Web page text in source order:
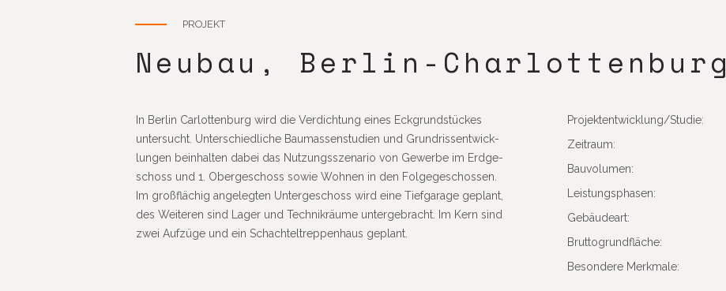
PROJEKT
Neubau, Berlin-Char­lot­ten­burg
In Berlin Carlot­ten­burg wird die Verdich­tung eines Eckgrund­stü­ckes
unter­sucht. Unter­schied­liche Baumas­sen­stu­dien und Grund­riss­ent­wick­
lungen beinhalten dabei das Nutzungs­sze­nario von Gewerbe im Erdge­
schoss und 1. Ober­ge­schoss sowie Wohnen in den Folge­ge­schossen.
Im groß­flä­chig ange­legten Unter­ge­schoss wird eine Tief­ga­rage geplant,
des Weiteren sind Lager und Tech­nik­räume unter­ge­bracht. Im Kern sind
zwei Aufzüge und ein Schach­tel­trep­pen­haus geplant.
Projektentwicklung/Studie:
Zeit­raum:
Bauvo­lumen:
Leis­tungs­phasen:
Gebäu­deart:
Brut­to­grund­fläche:
Beson­dere Merkmale: